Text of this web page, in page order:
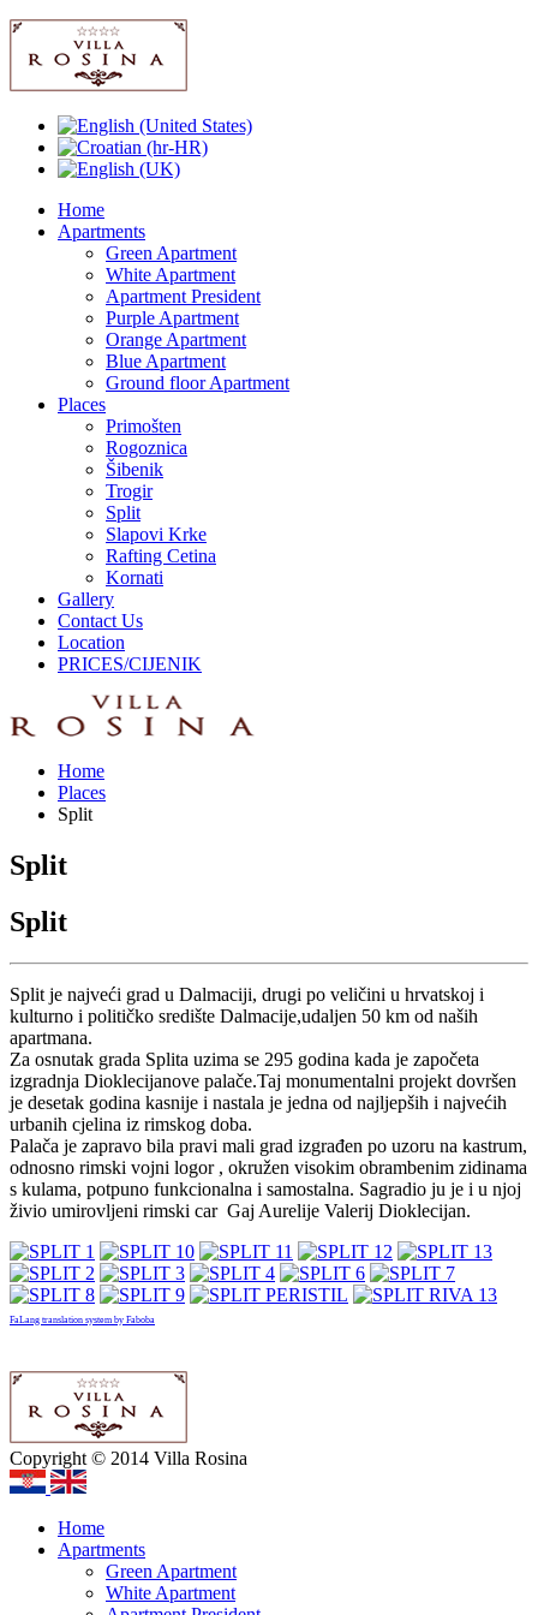
Home
Apartments
Green Apartment
White Apartment
Apartment President
Purple Apartment
Orange Apartment
Blue Apartment
Ground floor Apartment
Places
Primošten
Rogoznica
Šibenik
Trogir
Split
Slapovi Krke
Rafting Cetina
Kornati
Gallery
Contact Us
Location
PRICES/CIJENIK
Home
Places
Split
Split
Split
Split je najveći grad u Dalmaciji, drugi po veličini u hrvatskoj i
kulturno i političko središte Dalmacije,udaljen 50 km od naših
apartmana.
Za osnutak grada Splita uzima se 295 godina kada je započeta
izgradnja Dioklecijanove palače.Taj monumentalni projekt dovršen
je desetak godina kasnije i nastala je jedna od najljepših i najvećih
urbanih cjelina iz rimskog doba.
Palača je zapravo bila pravi mali grad izgrađen po uzoru na kastrum,
odnosno rimski vojni logor , okružen visokim obrambenim zidinama
s kulama, potpuno funkcionalna i samostalna. Sagradio ju je i u njoj
živio umirovljeni rimski car Gaj Aurelije Valerij Dioklecijan.
FaLang translation system by Faboba
Copyright © 2014 Villa Rosina
Home
Apartments
Green Apartment
White Apartment